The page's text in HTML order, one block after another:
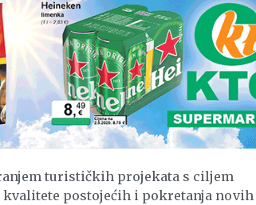
turističkih projekata s ciljem
kvalitete postojećih i pokretanja novih